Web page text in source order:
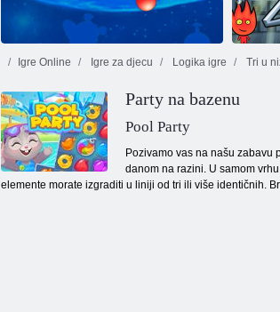
Zlatna groznica: Treasure Hunter
Igre Online Igre za djecu Logika igre Tri u
Party na bazenu
Pool Party
Pozivamo vas na našu zabavu
danom na razini. U samom
elemente morate izgraditi u liniji od tri ili više identičnih.